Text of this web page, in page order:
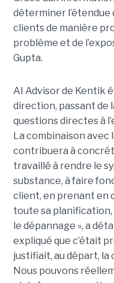
déterminer l’étendue
clients de manière
problème et de
Gupta.
AI Advisor de Kentik
direction, passant de
questions directes à
La combinaison avec
contribuera à
travaillé à rendre le
substance, à faire
client, en prenant en
toute sa planification,
le dépannage », a
expliqué que c’était
justifiait, au départ, la
Nous pouvons